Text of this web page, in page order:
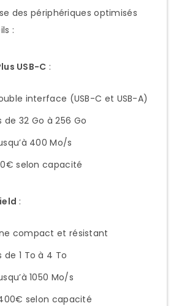
des périphériques optimisés
:
USB-C :
interface (USB-C et USB-A)
32 Go à 256 Go
400 Mo/s
selon capacité
:
compact et résistant
1 To à 4 To
1050 Mo/s
selon capacité